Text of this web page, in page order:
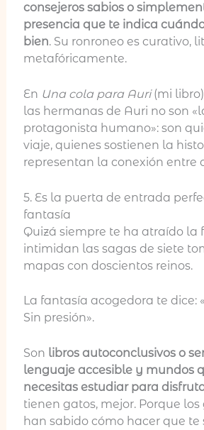
consejeros sabios o
presencia que te indica
bien. Su ronroneo es curativo,
metafóricamente.
En Una cola para Auri(mi
las hermanas de Auri no son
protagonista humano»: son
viaje, quienes sostienen la
representan la conexión entre
5. Es la puerta de entrada
fantasía
Quizá siempre te ha atraído la
intimidan las sagas de siete
mapas con doscientos reinos.
La fantasía acogedora te dice:
Sin presión».
Son libros autoconclusivos o
lenguaje accesible y mundos
necesitas estudiar para
tienen gatos, mejor. Porque
han sabido cómo hacer que te